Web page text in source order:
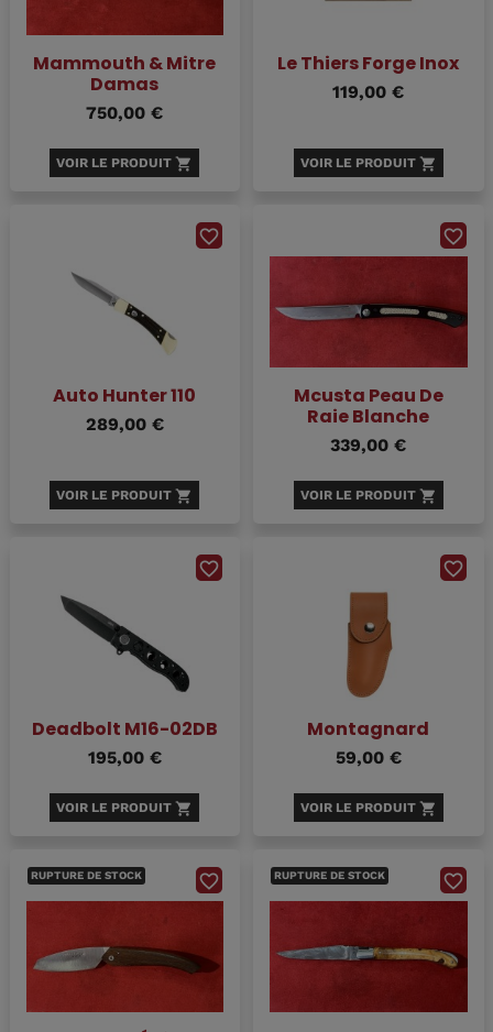
Mammouth & Mitre
Damas
750,00 €
VOIR LE PRODUIT shopping_cart
Le Thiers Forge Inox
119,00 €
VOIR LE PRODUIT shopping_cart
Auto Hunter 110
289,00 €
VOIR LE PRODUIT shopping_cart
favorite_border
Mcusta Peau De
Raie Blanche
339,00 €
VOIR LE PRODUIT shopping_cart
favorite_border
Deadbolt M16-02DB
195,00 €
VOIR LE PRODUIT shopping_cart
favorite_border
Montagnard
59,00 €
VOIR LE PRODUIT shopping_cart
favorite_border
RUPTURE DE STOCK favorite_border RUPTURE DE STOCK favorite_border